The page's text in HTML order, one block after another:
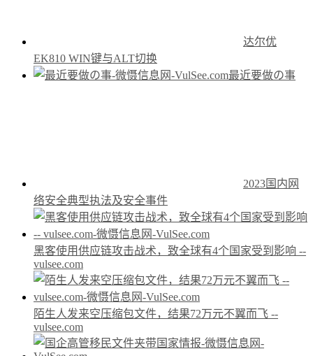
达尔优
EK810 WIN键与ALT切换
最近要做の事
2023国内网
络安全典型执法及安全事件
黑客使用供应链攻击战术，致全球有4个国家受到影响 --
vulsee.com
陌生人发来空压缩包文件，结果72万元不翼而飞 --
vulsee.com